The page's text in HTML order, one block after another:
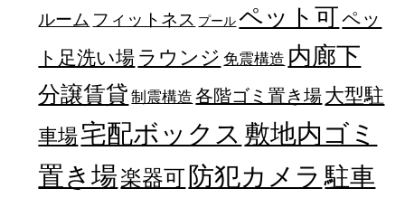
ルーム フィットネス プール ペット可ペッ
ト足洗い場 ラウンジ 免震構造 内廊下
分譲賃貸 制震構造 各階ゴミ置き場大型駐
車場宅配ボックス 敷地内ゴミ
置き場楽器可防犯カメラ 駐車